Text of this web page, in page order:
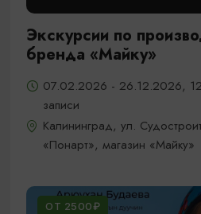
Экскурсии по
бренда «Майку»
07.02.2026 - 26.12.2026,
записи
Калининград, ул.
«Понарт», магазин «Майку»
ОТ 2500₽